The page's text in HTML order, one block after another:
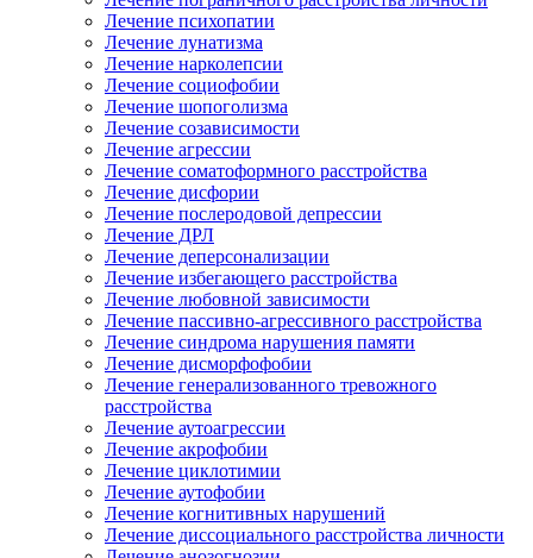
Лечение психопатии
Лечение лунатизма
Лечение нарколепсии
Лечение социофобии
Лечение шопоголизма
Лечение созависимости
Лечение агрессии
Лечение соматоформного расстройства
Лечение дисфории
Лечение послеродовой депрессии
Лечение ДРЛ
Лечение деперсонализации
Лечение избегающего расстройства
Лечение любовной зависимости
Лечение пассивно-агрессивного расстройства
Лечение синдрома нарушения памяти
Лечение дисморфофобии
Лечение генерализованного тревожного
расстройства
Лечение аутоагрессии
Лечение акрофобии
Лечение циклотимии
Лечение аутофобии
Лечение когнитивных нарушений
Лечение диссоциального расстройства личности